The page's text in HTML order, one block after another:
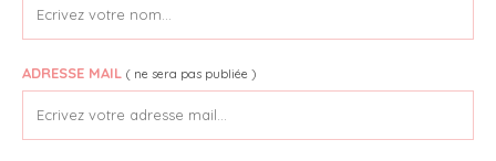
ADRESSE MAIL ( ne sera pas publiée )